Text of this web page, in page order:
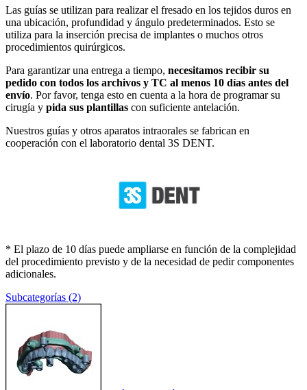
Las guías se utilizan para realizar el fresado en los tejidos duros en
una ubicación, profundidad y ángulo predeterminados. Esto se
utiliza para la inserción precisa de implantes o muchos otros
procedimientos quirúrgicos.
Para garantizar una entrega a tiempo, necesitamos recibir su
pedido con todos los archivos y TC al menos 10 días antes del
envío. Por favor, tenga esto en cuenta a la hora de programar su
cirugía y pida sus plantillas con suficiente antelación.
Nuestros guías y otros aparatos intraorales se fabrican en
cooperación con el laboratorio dental 3S DENT.
* El plazo de 10 días puede ampliarse en función de la complejidad
del procedimiento previsto y de la necesidad de pedir componentes
adicionales.
Subcategorías (2)